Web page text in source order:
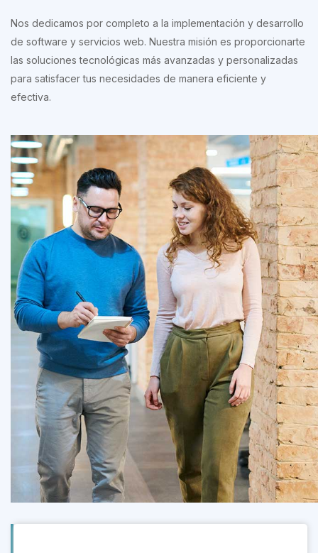
Nos dedicamos por completo a la implementación y desarrollo
de software y servicios web. Nuestra misión es proporcionarte
las soluciones tecnológicas más avanzadas y personalizadas
para satisfacer tus necesidades de manera eficiente y
efectiva.